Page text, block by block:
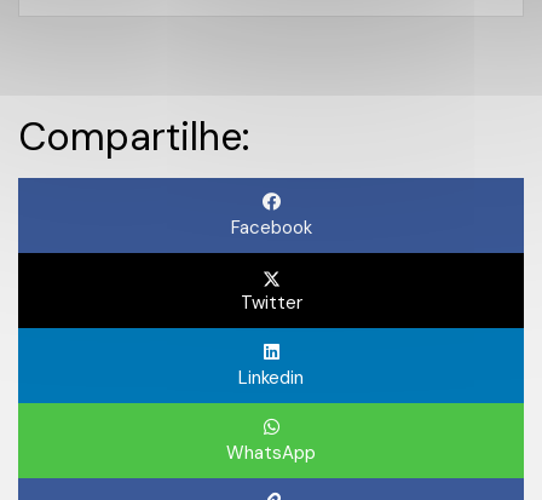
Compartilhe:
Facebook
Twitter
Linkedin
WhatsApp